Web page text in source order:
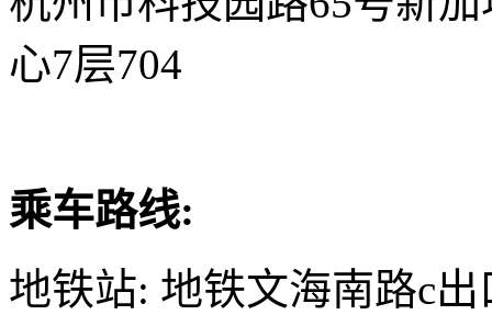
心7层704
乘车路线:
地铁站: 地铁文海南路c出